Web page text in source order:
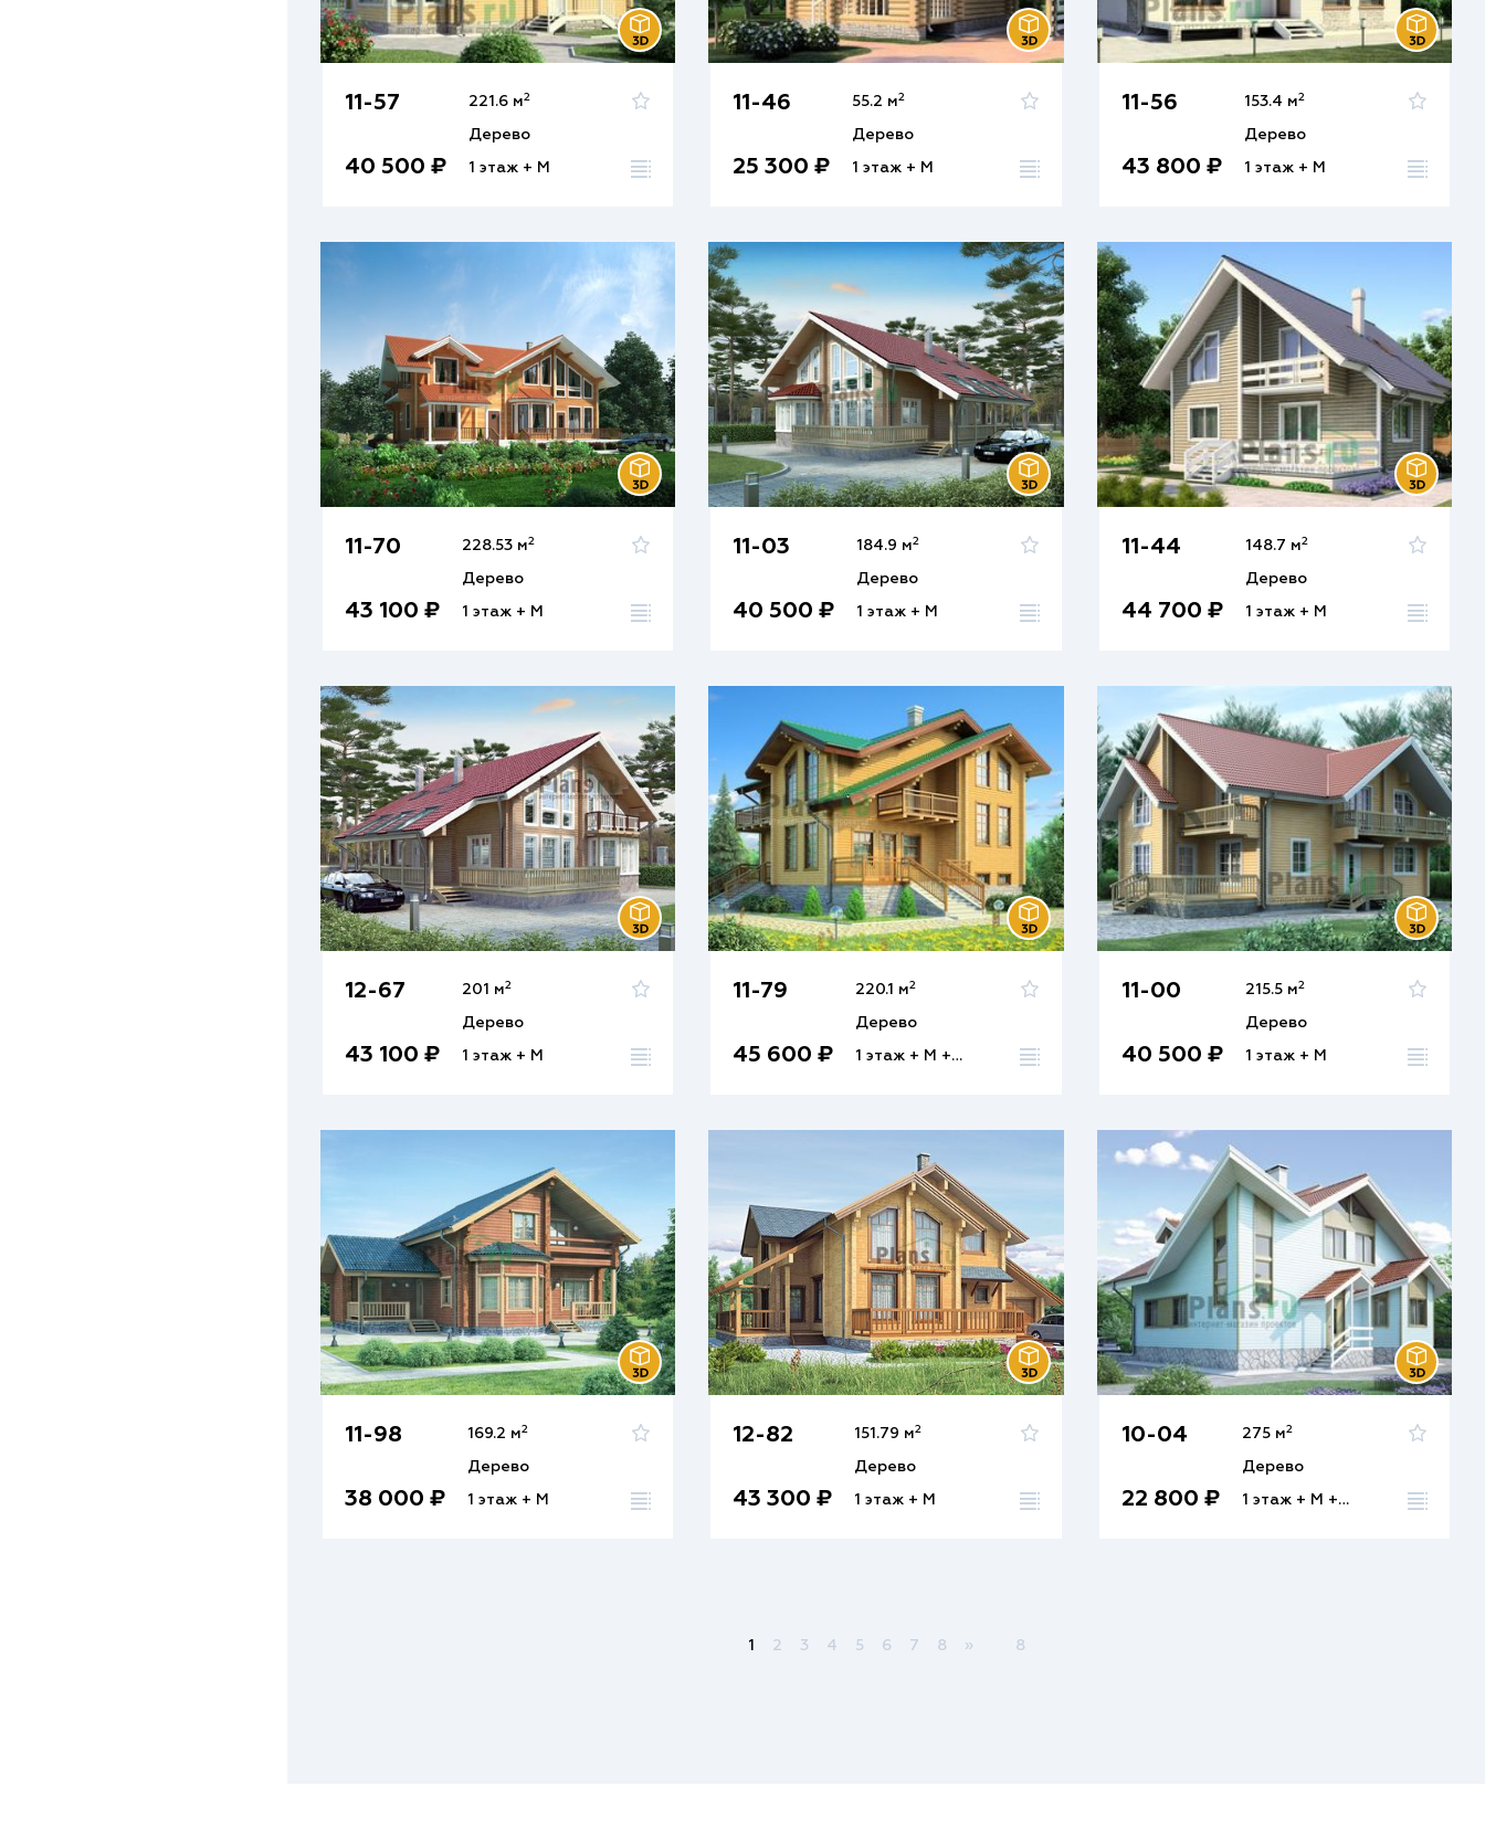
11-57
40 500 ₽
221.6 м2
Дерево
1 этаж + М
11-46
25 300 ₽
55.2 м2
Дерево
1 этаж + М
11-56
43 800 ₽
153.4 м2
Дерево
1 этаж + М
11-70
43 100 ₽
228.53 м2
Дерево
1 этаж + М
11-03
40 500 ₽
184.9 м2
Дерево
1 этаж + М
11-44
44 700 ₽
148.7 м2
Дерево
1 этаж + М
12-67
43 100 ₽
201 м2
Дерево
1 этаж + М
11-79
45 600 ₽
220.1 м2
Дерево
1 этаж + М + Ц
11-00
40 500 ₽
215.5 м2
Дерево
1 этаж + М
11-98
38 000 ₽
169.2 м2
Дерево
1 этаж + М
12-82
43 300 ₽
151.79 м2
Дерево
1 этаж + М
10-04
22 800 ₽
275 м2
Дерево
1 этаж + М + Ц
1 2 3 4 5 6 7 8 » 8